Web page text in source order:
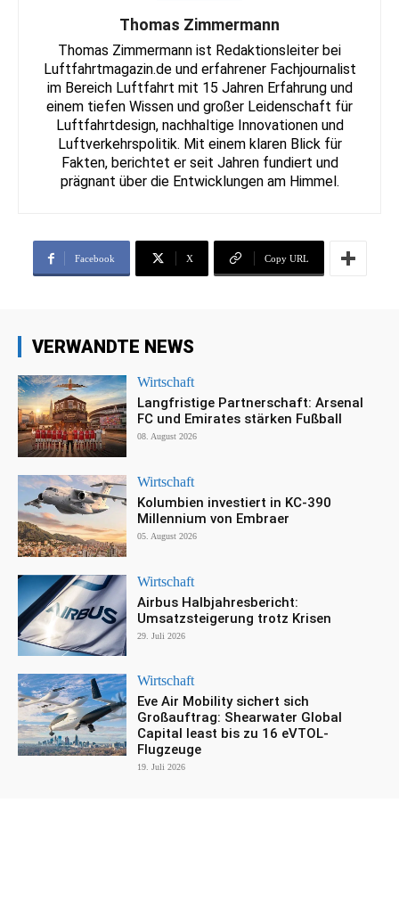
Thomas Zimmermann
Thomas Zimmermann ist Redaktionsleiter bei
Luftfahrtmagazin.de und erfahrener Fachjournalist
im Bereich Luftfahrt mit 15 Jahren Erfahrung und
einem tiefen Wissen und großer Leidenschaft für
Luftfahrtdesign, nachhaltige Innovationen und
Luftverkehrspolitik. Mit einem klaren Blick für
Fakten, berichtet er seit Jahren fundiert und
prägnant über die Entwicklungen am Himmel.
Facebook X Copy URL
VERWANDTE NEWS
Wirtschaft
Langfristige Partnerschaft: Arsenal
FC und Emirates stärken Fußball
08. August 2026
Wirtschaft
Kolumbien investiert in KC-390
Millennium von Embraer
05. August 2026
Wirtschaft
Airbus Halbjahresbericht:
Umsatzsteigerung trotz Krisen
29. Juli 2026
Wirtschaft
Eve Air Mobility sichert sich
Großauftrag: Shearwater Global
Capital least bis zu 16 eVTOL-
Flugzeuge
19. Juli 2026